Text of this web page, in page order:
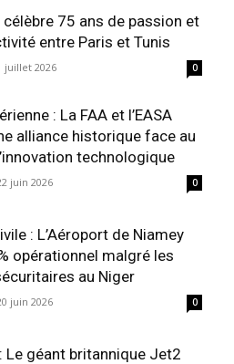
célèbre 75 ans de passion et
entre Paris et Tunis
juillet 2026 0
: La FAA et l’EASA
alliance historique face au
technologique
juin 2026 0
: L’Aéroport de Niamey
opérationnel malgré les
au Niger
juin 2026 0
Le géant britannique Jet2